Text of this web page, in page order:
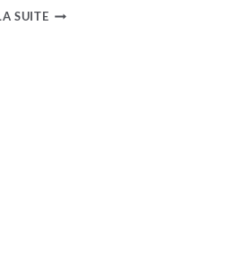
SUITEREVUE